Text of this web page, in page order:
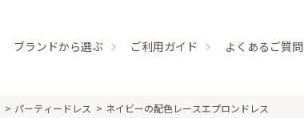
ブランドから選ぶ ご利用ガイド よくあるご質問
パーティードレス ネイビーの配色レースエプロンドレス